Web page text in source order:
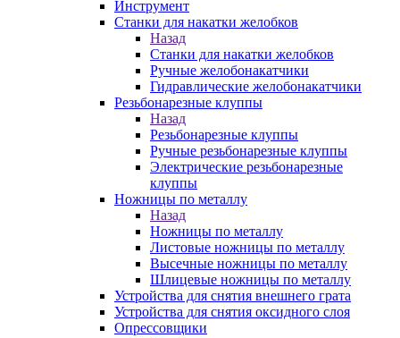
Инструмент
Станки для накатки желобков
Назад
Станки для накатки желобков
Ручные желобонакатчики
Гидравлические желобонакатчики
Резьбонарезные клуппы
Назад
Резьбонарезные клуппы
Ручные резьбонарезные клуппы
Электрические резьбонарезные
клуппы
Ножницы по металлу
Назад
Ножницы по металлу
Листовые ножницы по металлу
Высечные ножницы по металлу
Шлицевые ножницы по металлу
Устройства для снятия внешнего грата
Устройства для снятия оксидного слоя
Опрессовщики